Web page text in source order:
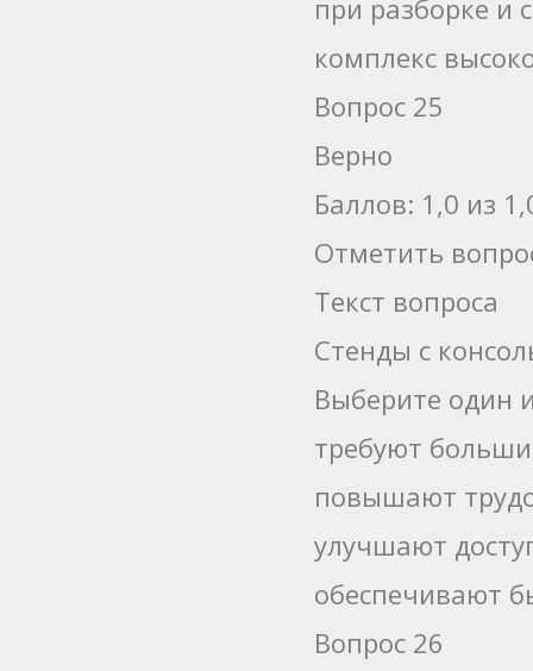
при разборке и
комплекс
Вопрос 25
Верно
Баллов: 1,0 из
Отметить
Текст вопроса
Стенды с
Выберите один
требуют
повышают
улучшают
обеспечивают
Вопрос 26